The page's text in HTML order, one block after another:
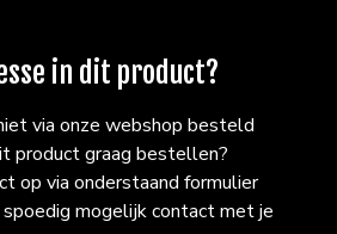
in dit product?
via onze webshop besteld
product graag bestellen?
op via onderstaand formulier
mogelijk contact met je